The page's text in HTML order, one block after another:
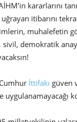
kararlarını
itibarını
muhalefetin
sivil, demokratik
İttifakı güven
uygulanamayacağı